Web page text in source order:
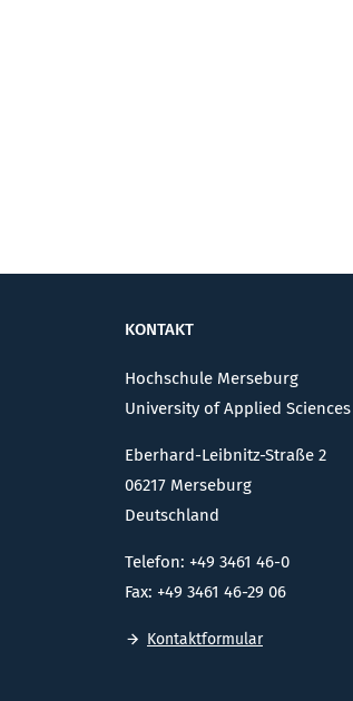
KONTAKT
Hochschule Merseburg
University of Applied Sciences
Eberhard-Leibnitz-Straße 2
06217 Merseburg
Deutschland
Telefon: +49 3461 46-0
Fax: +49 3461 46-29 06
Kontaktformular